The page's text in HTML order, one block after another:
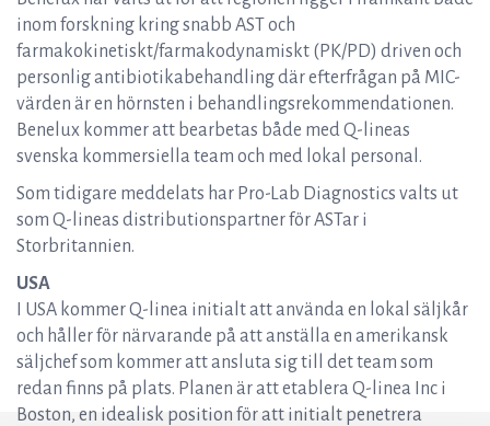
inom forskning kring snabb AST och
farmakokinetiskt/farmakodynamiskt (PK/PD) driven och
personlig antibiotikabehandling där efterfrågan på MIC-
värden är en hörnsten i behandlingsrekommendationen.
Benelux kommer att bearbetas både med Q-lineas
svenska kommersiella team och med lokal personal.
Som tidigare meddelats har Pro-Lab Diagnostics valts ut
som Q-lineas distributionspartner för ASTar i
Storbritannien.
USA
I USA kommer Q-linea initialt att använda en lokal säljkår
och håller för närvarande på att anställa en amerikansk
säljchef som kommer att ansluta sig till det team som
redan finns på plats. Planen är att etablera Q-linea Inc i
Boston, en idealisk position för att initialt penetrera